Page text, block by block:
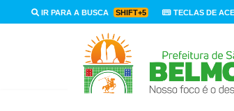
IR PARA A BUSCA SHIFT+5 TECLAS DE